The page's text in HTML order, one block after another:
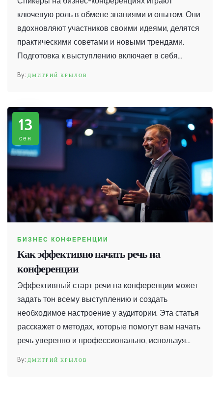
ключевую роль в обмене знаниями и опытом. Они
вдохновляют участников своими идеями, делятся
практическими советами и новыми трендами.
Подготовка к выступлению включает в себя
создать плодотворную атмосферу для
обсуждений.
ДМИТРИЙ КРЫЛОВ
13
сен
БИЗНЕС КОНФЕРЕНЦИИ
Как эффективно начать речь на
конференции
Эффективный старт речи на конференции может
задать тон всему выступлению и создать
необходимое настроение у аудитории. Эта статья
расскажет о методах, которые помогут вам начать
речь уверенно и профессионально, используя
ДМИТРИЙ КРЫЛОВ